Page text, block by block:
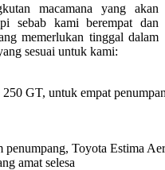
macamana yang akan
sebab kami berempat dan
memerlukan tinggal dalam
sesuai untuk kami:
GT, untuk empat
Toyota Estima
amat selesa